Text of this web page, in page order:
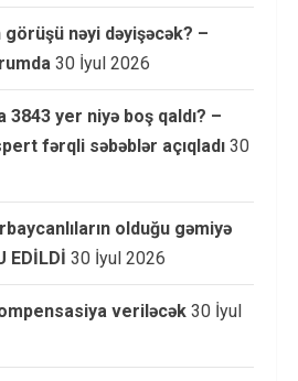
nəyi dəyişəcək? –
30 İyul 2026
yer niyə boş qaldı? –
fərqli səbəblər açıqladı 30
olduğu gəmiyə
EDİLDİ 30 İyul 2026
veriləcək 30 İyul